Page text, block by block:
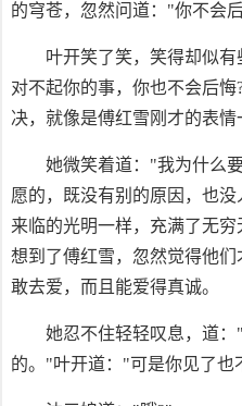
的穹苍，忽然问道："你不会
叶开笑了笑，笑得却似
对不起你的事，你也不会后
决，就像是傅红雪刚才的表情
她微笑着道："我为什么
愿的，既没有别的原因，也
来临的光明一样，充满了无穷
想到了傅红雪，忽然觉得他们
敢去爱，而且能爱得真诚。
她忍不住轻轻叹息，道
的。"叶开道："可是你见了也